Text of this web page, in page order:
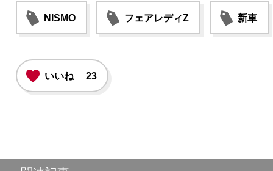
NISMO フェアレディZ 新車
いいね 23